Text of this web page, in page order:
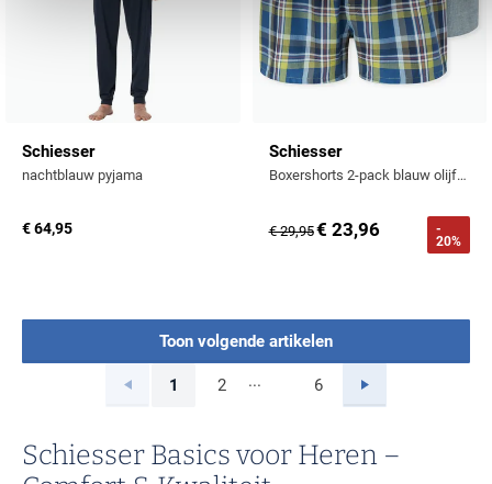
Schiesser
nachtblauw pyjama
€ 64,95
Schiesser
Boxershorts 2-pack blauw olijfgroen katoen
€ 29,95€ 23,96
-
20%
Toon volgende artikelen
Vorige
1
2
...
6 Volgende
Schiesser Basics voor Heren –